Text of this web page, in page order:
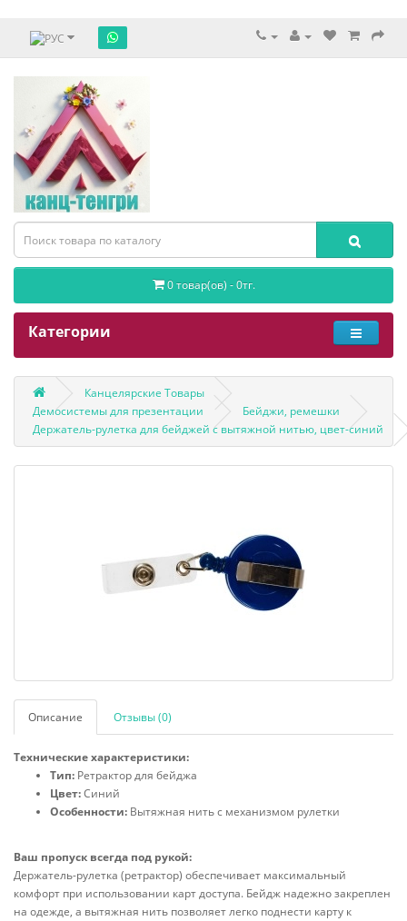
0 товар(ов) - 0тг.
Категории
Канцелярские Товары
Демосистемы для презентации
Бейджи, ремешки
Держатель-рулетка для бейджей с вытяжной нитью, цвет-синий
Описание Отзывы (0)
Технические характеристики:
Тип: Ретрактор для бейджа
Цвет:Синий
Особенности: Вытяжная нить с механизмом рулетки
Ваш пропуск всегда под рукой:
Держатель-рулетка (ретрактор) обеспечивает максимальный
комфорт при использовании карт доступа. Бейдж надежно закреплен
на одежде, а вытяжная нить позволяет легко поднести карту к